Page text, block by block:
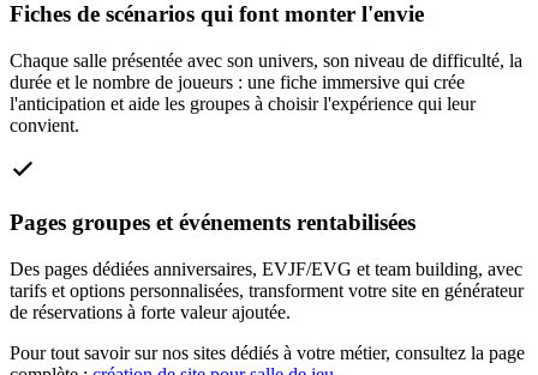
Fiches de scénarios qui font monter l'envie
Chaque salle présentée avec son univers, son niveau de difficulté, la
durée et le nombre de joueurs : une fiche immersive qui crée
l'anticipation et aide les groupes à choisir l'expérience qui leur
convient.
Pages groupes et événements rentabilisées
Des pages dédiées anniversaires, EVJF/EVG et team building, avec
tarifs et options personnalisées, transforment votre site en générateur
de réservations à forte valeur ajoutée.
Pour tout savoir sur nos sites dédiés à votre métier, consultez la page